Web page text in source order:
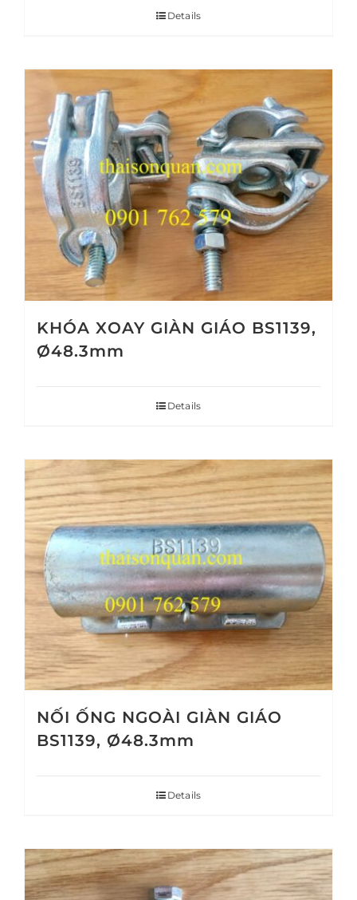
Details
KHÓA XOAY GIÀN GIÁO BS1139,
Ø48.3mm
Details
NỐI ỐNG NGOÀI GIÀN GIÁO
BS1139, Ø48.3mm
Details